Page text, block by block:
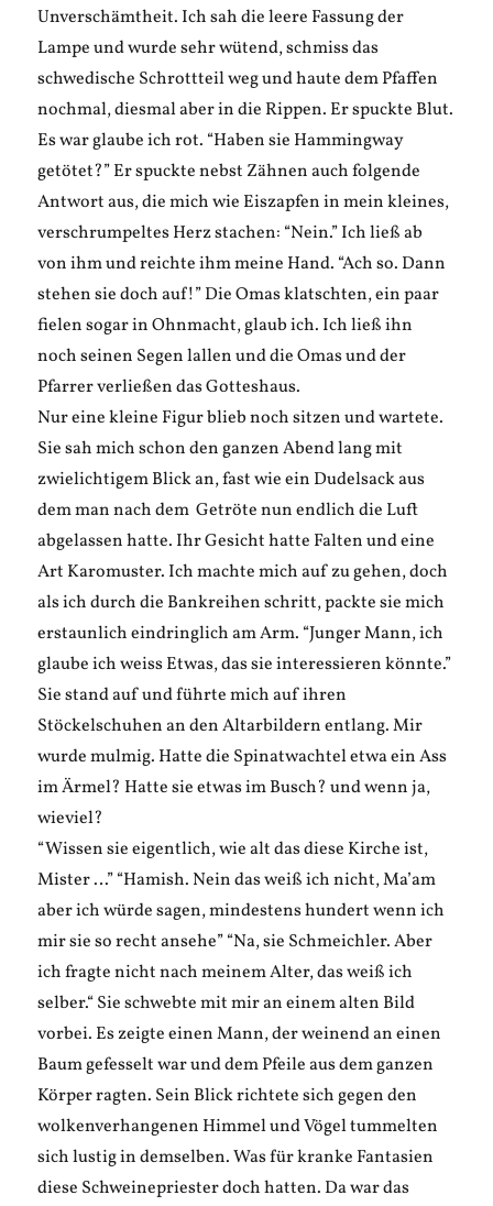
Unverschämtheit. Ich sah die leere Fassung der
Lampe und wurde sehr wütend, schmiss das
schwedische Schrottteil weg und haute dem Pfaffen
nochmal, diesmal aber in die Rippen. Er spuckte Blut.
Es war glaube ich rot. “Haben sie Hammingway
getötet?” Er spuckte nebst Zähnen auch folgende
Antwort aus, die mich wie Eiszapfen in mein kleines,
verschrumpeltes Herz stachen: “Nein.” Ich ließ ab
von ihm und reichte ihm meine Hand. “Ach so. Dann
stehen sie doch auf!” Die Omas klatschten, ein paar
fielen sogar in Ohnmacht, glaub ich. Ich ließ ihn
noch seinen Segen lallen und die Omas und der
Pfarrer verließen das Gotteshaus.
Nur eine kleine Figur blieb noch sitzen und wartete.
Sie sah mich schon den ganzen Abend lang mit
zwielichtigem Blick an, fast wie ein Dudelsack aus
dem man nach dem Getröte nun endlich die Luft
abgelassen hatte. Ihr Gesicht hatte Falten und eine
Art Karomuster. Ich machte mich auf zu gehen, doch
als ich durch die Bankreihen schritt, packte sie mich
erstaunlich eindringlich am Arm. “Junger Mann, ich
glaube ich weiss Etwas, das sie interessieren könnte.”
Sie stand auf und führte mich auf ihren
Stöckelschuhen an den Altarbildern entlang. Mir
wurde mulmig. Hatte die Spinatwachtel etwa ein Ass
im Ärmel? Hatte sie etwas im Busch? und wenn ja,
wieviel?
“Wissen sie eigentlich, wie alt das diese Kirche ist,
Mister …” “Hamish. Nein das weiß ich nicht, Ma’am
aber ich würde sagen, mindestens hundert wenn ich
mir sie so recht ansehe” “Na, sie Schmeichler. Aber
ich fragte nicht nach meinem Alter, das weiß ich
selber.“ Sie schwebte mit mir an einem alten Bild
vorbei. Es zeigte einen Mann, der weinend an einen
Baum gefesselt war und dem Pfeile aus dem ganzen
Körper ragten. Sein Blick richtete sich gegen den
wolkenverhangenen Himmel und Vögel tummelten
sich lustig in demselben. Was für kranke Fantasien
diese Schweinepriester doch hatten. Da war das